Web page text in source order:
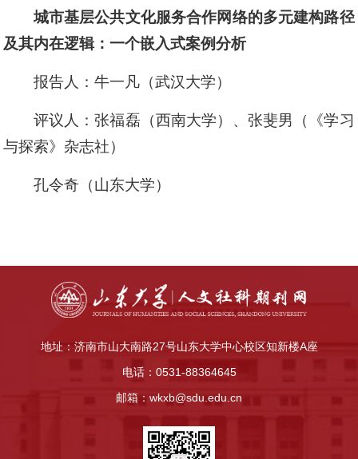
城市基层公共文化服务合作网络的多元建构路径
及其内在逻辑：一个嵌入式案例分析
报告人：牛一凡（武汉大学）
评议人：张福磊（西南大学）、张斐男（《学习
与探索》杂志社）
孔令奇（山东大学）
地址：济南市山大南路27号山东大学中心校区知新楼A座
电话：0531-88364645
邮箱：wkxb@sdu.edu.cn